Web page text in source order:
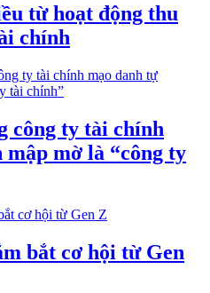
từ hoạt động thu
chính
công ty tài chính
mờ là “công ty
bắt cơ hội từ Gen